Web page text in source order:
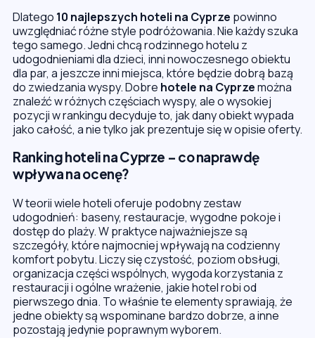
Dlatego 10 najlepszych hoteli na Cyprze powinno
uwzględniać różne style podróżowania. Nie każdy szuka
tego samego. Jedni chcą rodzinnego hotelu z
udogodnieniami dla dzieci, inni nowoczesnego obiektu
dla par, a jeszcze inni miejsca, które będzie dobrą bazą
do zwiedzania wyspy. Dobre hotele na Cyprzemożna
znaleźć w różnych częściach wyspy, ale o wysokiej
pozycji w rankingu decyduje to, jak dany obiekt wypada
jako całość, a nie tylko jak prezentuje się w opisie oferty.
Ranking hoteli na Cyprze – co naprawdę
wpływa na ocenę?
W teorii wiele hoteli oferuje podobny zestaw
udogodnień: baseny, restauracje, wygodne pokoje i
dostęp do plaży. W praktyce najważniejsze są
szczegóły, które najmocniej wpływają na codzienny
komfort pobytu. Liczy się czystość, poziom obsługi,
organizacja części wspólnych, wygoda korzystania z
restauracji i ogólne wrażenie, jakie hotel robi od
pierwszego dnia. To właśnie te elementy sprawiają, że
jedne obiekty są wspominane bardzo dobrze, a inne
pozostają jedynie poprawnym wyborem.